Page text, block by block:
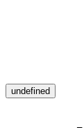
undefined